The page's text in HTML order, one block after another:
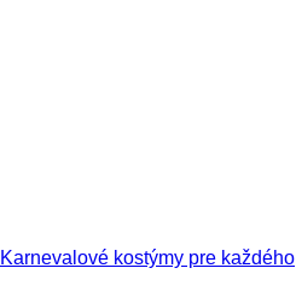
Karnevalové kostýmy pre každého